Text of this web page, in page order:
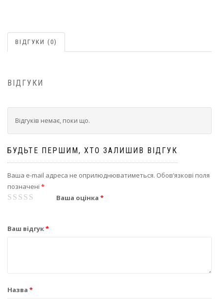
ВІДГУКИ (0)
ВІДГУКИ
Відгуків немає, поки що.
БУДЬТЕ ПЕРШИМ, ХТО ЗАЛИШИВ ВІДГУК
Ваша e-mail адреса не оприлюднюватиметься. Обов’язкові поля
позначені *
Ваша оцінка *
1
2
3
4
5
Ваш відгук*
Назва *